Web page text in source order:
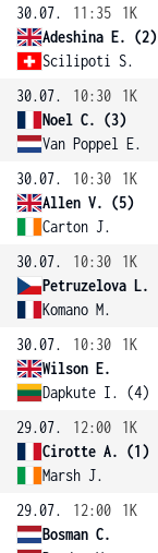
30.07.
11:35
1K
Adeshina E. (2)
Scilipoti S.
30.07.
10:30
1K
Noel C. (3)
Van Poppel E.
30.07.
10:30
1K
Allen V. (5)
Carton J.
30.07.
10:30
1K
Petruzelova L.
Komano M.
30.07.
10:30
1K
Wilson E.
Dapkute I. (4)
29.07.
12:00
1K
Cirotte A. (1)
Marsh J.
29.07.
12:00
1K
Bosman C.